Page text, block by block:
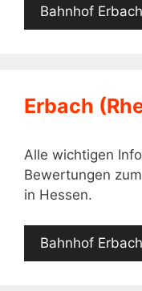
Bahnhof
Erbach
Alle wichtigen
Bewertungen
in Hessen.
Bahnhof